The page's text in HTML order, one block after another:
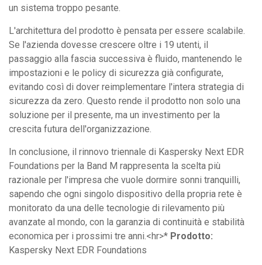
un sistema troppo pesante.
L'architettura del prodotto è pensata per essere scalabile.
Se l'azienda dovesse crescere oltre i 19 utenti, il
passaggio alla fascia successiva è fluido, mantenendo le
impostazioni e le policy di sicurezza già configurate,
evitando così di dover reimplementare l'intera strategia di
sicurezza da zero. Questo rende il prodotto non solo una
soluzione per il presente, ma un investimento per la
crescita futura dell'organizzazione.
In conclusione, il rinnovo triennale di Kaspersky Next EDR
Foundations per la Band M rappresenta la scelta più
razionale per l'impresa che vuole dormire sonni tranquilli,
sapendo che ogni singolo dispositivo della propria rete è
monitorato da una delle tecnologie di rilevamento più
avanzate al mondo, con la garanzia di continuità e stabilità
economica per i prossimi tre anni.<hr>* Prodotto:
Kaspersky Next EDR Foundations